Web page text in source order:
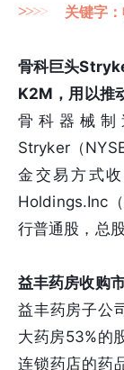
>>>> 关键字
骨科巨头
K2M，用以推
骨科器械制
Stryker（
金交易方式
Holdings.Inc
行普通股，总
益丰药房收购
益丰药房子公
大药房53%的
连锁药店的药